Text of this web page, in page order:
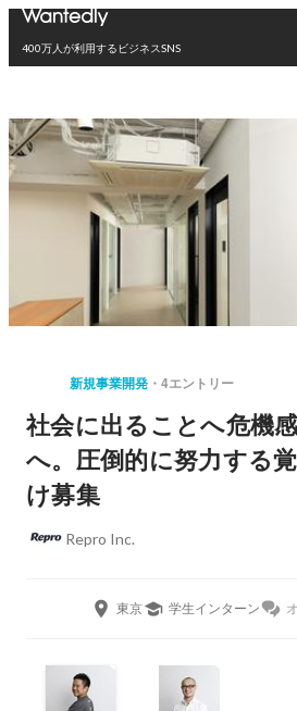
400万人が利用するビジネスSNS
新規事業開発 4エントリー
社会に出ることへ危機
へ。圧倒的に努力する
け募集
Repro Inc.
東京 学生インターン